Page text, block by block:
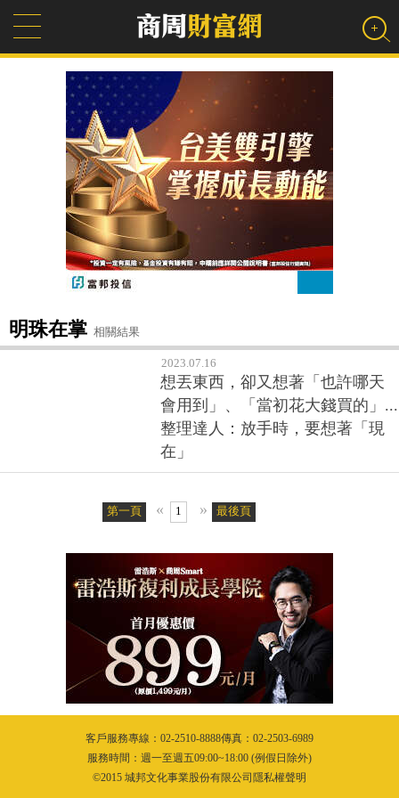
明珠在掌 相關結果
2023.07.16
想丟東西，卻又想著「也許哪天
會用到」、「當初花大錢買的」...
整理達人：放手時，要想著「現
在」
第一頁 « 1 » 最後頁
客戶服務專線：02-2510-8888傳真：02-2503-6989
服務時間：週一至週五09:00~18:00 (例假日除外)
©2015 城邦文化事業股份有限公司隱私權聲明